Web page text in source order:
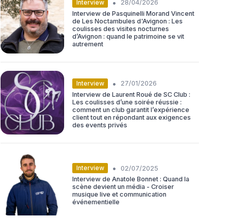
Interview •
28/04/2026
Interview de Pasquinelli Morand Vincent
de Les Noctambules d'Avignon : Les
coulisses des visites nocturnes
d’Avignon : quand le patrimoine se vit
autrement
Interview •
27/01/2026
Interview de Laurent Roué de SC Club :
Les coulisses d’une soirée réussie :
comment un club garantit l’expérience
client tout en répondant aux exigences
des events privés
Interview •
02/07/2025
Interview de Anatole Bonnet : Quand la
scène devient un média - Croiser
musique live et communication
événementielle